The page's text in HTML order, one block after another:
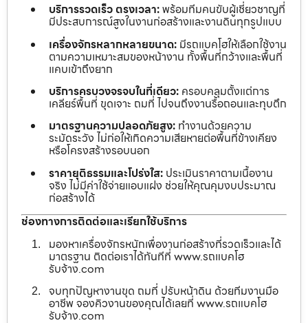
บริการรวดเร็ว ตรงเวลา:พร้อมทีมคนขับผู้เชี่ยวชาญที่
มีประสบการณ์สูงในงานก่อสร้างและงานดินทุกรูปแบบ
เครื่องจักรหลากหลายขนาด: มีรถแบคโฮให้เลือกใช้งาน
ตามความเหมาะสมของหน้างาน ทั้งพื้นที่กว้างและพื้นที่
แคบเข้าถึงยาก
บริการครบวงจรจบในที่เดียว: ครอบคลุมตั้งแต่การ
เคลียร์พื้นที่ ขุดเจาะ ถมที่ ไปจนถึงงานรื้อถอนและทุบตึก
มาตรฐานความปลอดภัยสูง: ทำงานด้วยความ
ระมัดระวัง ไม่ก่อให้เกิดความเสียหายต่อพื้นที่ข้างเคียง
หรือโครงสร้างรอบนอก
ราคายุติธรรมและโปร่งใส: ประเมินราคาตามเนื้องาน
จริง ไม่มีค่าใช้จ่ายแอบแฝง ช่วยให้คุณคุมงบประมาณ
ก่อสร้างได้
ช่องทางการติดต่อและเรียกใช้บริการ
มองหาเครื่องจักรหนักเพื่องานก่อสร้างที่รวดเร็วและได้
มาตรฐาน ติดต่อเราได้ทันทีที่ www.รถแบคโฮ
รับจ้าง.com
จบทุกปัญหางานขุด ถมที่ ปรับหน้าดิน ด้วยทีมงานมือ
อาชีพ จองคิวงานของคุณได้เลยที่ www.รถแบคโฮ
รับจ้าง.com